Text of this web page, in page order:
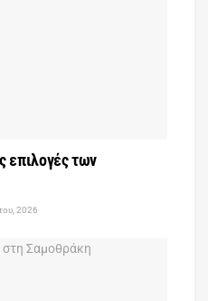
επιλογές των
2026